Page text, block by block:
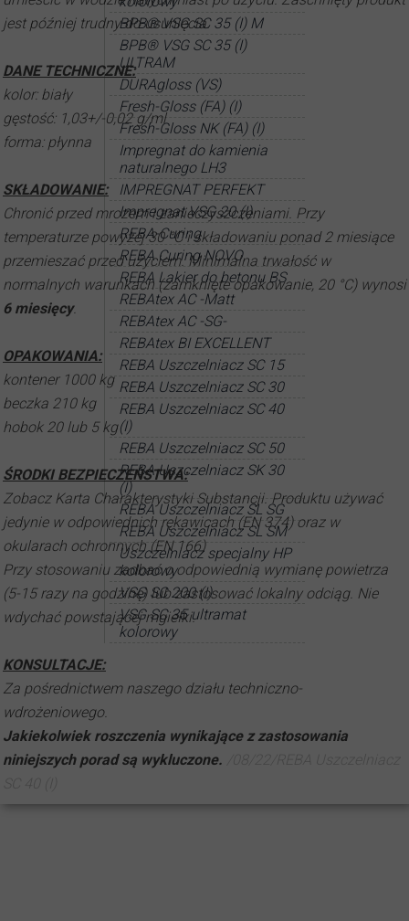
jest później trudny do usunięcia.
DANE TECHNICZNE:
kolor: biały
gęstość: 1,03+/-0,02 g/ml
forma: płynna
SKŁADOWANIE:
Chronić przed mrozem i zanieczyszczeniami. Przy
temperaturze powyżej 30 °C i składowaniu ponad 2 miesiące
przemieszać przed użyciem. Minimalna trwałość w
normalnych warunkach (zamknięte opakowanie, 20 °C) wynosi
6 miesięcy.
OPAKOWANIA:
kontener 1000 kg
beczka 210 kg
hobok 20 lub 5 kg
ŚRODKI BEZPIECZEŃSTWA:
Zobacz Karta Charakterystyki Substancji. Produktu używać
jedynie w odpowiednich rękawicach (EN 374) oraz w
okularach ochronnych (EN 166)
Przy stosowaniu zadbać o odpowiednią wymianę powietrza
(5-15 razy na godzinę) lub zastosować lokalny odciąg. Nie
wdychać powstającej mgiełki.
KONSULTACJE:
Za pośrednictwem naszego działu techniczno-
wdrożeniowego.
Jakiekolwiek roszczenia wynikające z zastosowania
niniejszych porad są wykluczone.
BPB® VSG SC 35 (I) M
BPB® VSG SC 35 (I)
ULTRAM
DURAgloss (VS)
Fresh-Gloss (FA) (I)
Fresh-Gloss NK (FA) (I)
Impregnat do kamienia
naturalnego LH3
IMPREGNAT PERFEKT
Impregnat VSG 20 (I)
REBA-Curing
REBA Curing NOVO
REBA Lakier do betonu BS
REBAtex AC -Matt
REBAtex AC -SG-
REBAtex BI EXCELLENT
REBA Uszczelniacz SC 15
REBA Uszczelniacz SC 30
REBA Uszczelniacz SC 40
(I)
REBA Uszczelniacz SC 50
REBA Uszczelniacz SK 30
(I)
REBA Uszczelniacz SL SG
REBA Uszczelniacz SL SM
Uszczelniacz specjalny HP
kolorowy
VSG SC 200 (I)
VSG SC 35 ultramat
kolorowy